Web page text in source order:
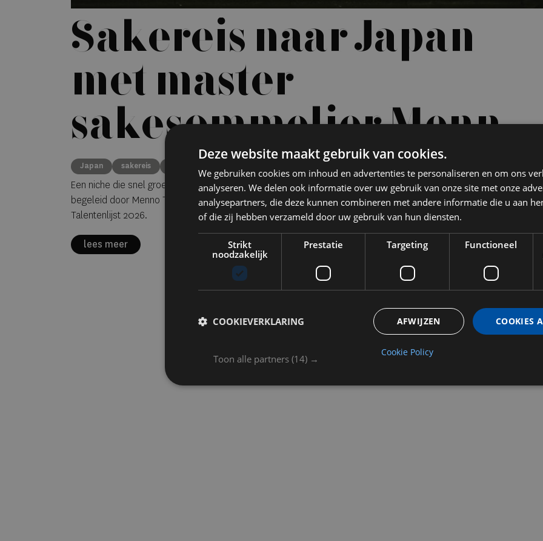
Sakereis naar Japan
met master
sakesommelier Menno
Tol
Japan sakereis
Een niche die snel groeit: culinaire reizen met inhoud. Travel Legends lanceert een exclusieve sakereis door
begeleid door Menno Tol, één van de twee master sakesommeliers in Nederland en genomineerd voor de FD
Talentenlijst 2026.
lees meer
Deze website maakt gebruik van cookies.
We gebruiken cookies om inhoud en advertenties te personaliseren en om ons
analyseren. We delen ook informatie over uw gebruik van onze site met onze
analysepartners, die deze kunnen combineren met andere informatie die u aan
of die zij hebben verzameld door uw gebruik van hun diensten.
Toon alle partners (14) →
Strikt
noodzakelijk
Prestatie Targeting Functioneel
COOKIES
AFWIJZEN
COOKIEVERKLARING
Cookie Policy